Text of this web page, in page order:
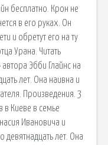
бесплатно. Крон не
в его руках. Он
и обретут его на ту
Урана. Читать
автора Эбби Глайнс на
лет. Она наивна и
Произведения. 3
в Киеве в семье
Ивановича и
лет. Она